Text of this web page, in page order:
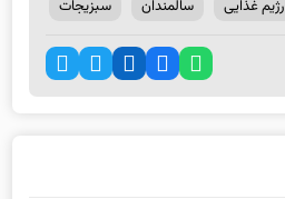
رژیم غذایی سالمندان سبزیجات